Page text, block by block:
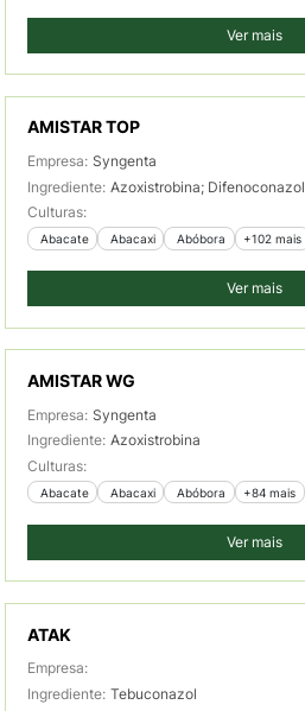
Ver mais
AMISTAR TOP
Empresa: Syngenta
Ingrediente: Azoxistrobina; Difenoconazol
Culturas:
Abacate Abacaxi Abóbora +102 mais
Ver mais
AMISTAR WG
Empresa: Syngenta
Ingrediente: Azoxistrobina
Culturas:
Abacate Abacaxi Abóbora +84 mais
Ver mais
ATAK
Empresa:
Ingrediente: Tebuconazol